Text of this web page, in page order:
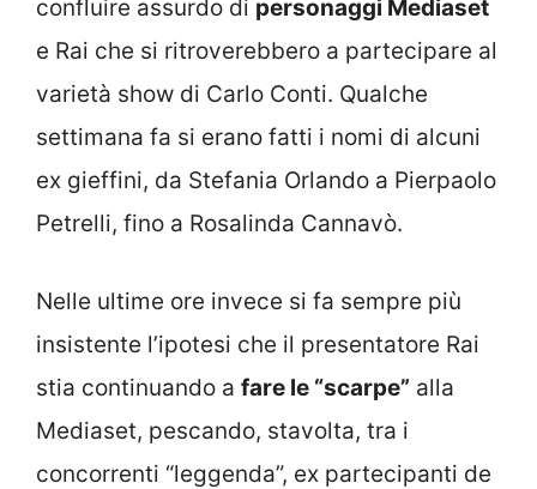
confluire assurdo di personaggi Mediaset
e Rai che si ritroverebbero a partecipare al
varietà show di Carlo Conti. Qualche
settimana fa si erano fatti i nomi di alcuni
ex gieffini, da Stefania Orlando a Pierpaolo
Petrelli, fino a Rosalinda Cannavò.
Nelle ultime ore invece si fa sempre più
insistente l’ipotesi che il presentatore Rai
stia continuando a fare le “scarpe” alla
Mediaset, pescando, stavolta, tra i
concorrenti “leggenda”, ex partecipanti de